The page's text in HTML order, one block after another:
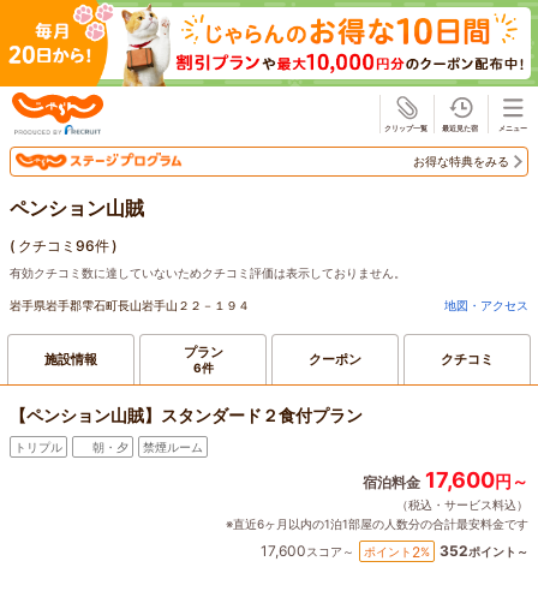
お得な特典をみる
ペンション山賊
( クチコミ96件)
有効クチコミ数に達していないためクチコミ評価は表示しておりません。
岩手県岩手郡雫石町長山岩手山２２－１９４ 地図・アクセス
施設情報 プラン
6件 クーポン クチコミ
【ペンション山賊】スタンダード２食付プラン
トリプル 朝・夕 禁煙ルーム
宿泊料金 17,600円～
（税込・サービス料込）
※直近6ヶ月以内の1泊1部屋の人数分の合計最安料金です
17,600スコア～ ポイント 2% 352ポイント～